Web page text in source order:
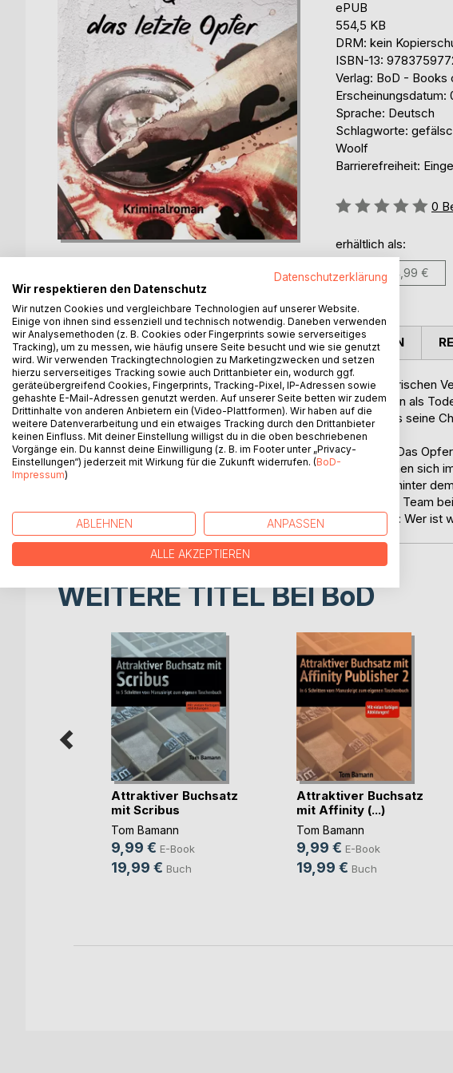
ePUB
554,5 KB
DRM: kein
ISBN-13:
Verlag: BoD - Books
Erscheinungsdatum:
Sprache: Deutsch
Schlagworte:
Woolf
Barrierefreiheit:
Bewertung::
0
erhältlich als:
BUCH 14,99 €
BESCHREIBUNG
Ein kaltblütiger Mord! Kein Motiv! Der Beginn eines mörderischen
Gerade hatte es sich Tony Woolf auf seinem neuen Posten als
gemütlich gemacht. Da passt es ihm überhaupt nicht, dass seine
Ermittlungen in diesem Fall überträgt.
Schnell werden Tonys schlimmsten Befürchtungen wahr. Das
Ein Motiv ist weit und breit nicht in Sicht. Stattdessen türmen sich
viele Medikamente in seiner Wohnung? Wer verbirgt sich hinter
Begleiten Sie Tony Woolf und sein zusammengewürfeltes Team
nur neue Fragen lauern. Besonders immer wieder die eine: Wer ist
AUTOR/IN PRESSESTIMMEN
WEITERE TITEL BEIBoD
Attraktiver Buchsatz
mit Scribus
Tom Bamann
9,99 € E-Book
19,99 € Buch
Attraktiver Buchsatz
mit Affinity (...)
Tom Bamann
9,99 € E-Book
19,99 € Buch
Datenschutzerklärung
Wir respektieren den Datenschutz
Wir nutzen Cookies und vergleichbare Technologien auf unserer Website.
Einige von ihnen sind essenziell und technisch notwendig. Daneben verwenden
wir Analysemethoden (z. B. Cookies oder Fingerprints sowie serverseitiges
Tracking), um zu messen, wie häufig unsere Seite besucht und wie sie genutzt
wird. Wir verwenden Trackingtechnologien zu Marketingzwecken und setzen
hierzu serverseitiges Tracking sowie auch Drittanbieter ein, wodurch ggf.
geräteübergreifend Cookies, Fingerprints, Tracking-Pixel, IP-Adressen sowie
gehashte E-Mail-Adressen genutzt werden. Auf unserer Seite betten wir zudem
Drittinhalte von anderen Anbietern ein (Video-Plattformen). Wir haben auf die
weitere Datenverarbeitung und ein etwaiges Tracking durch den Drittanbieter
keinen Einfluss. Mit deiner Einstellung willigst du in die oben beschriebenen
Vorgänge ein. Du kannst deine Einwilligung (z. B. im Footer unter „Privacy-
Einstellungen“) jederzeit mit Wirkung für die Zukunft widerrufen. (BoD-
Impressum)
ABLEHNEN ANPASSEN
ALLE AKZEPTIEREN